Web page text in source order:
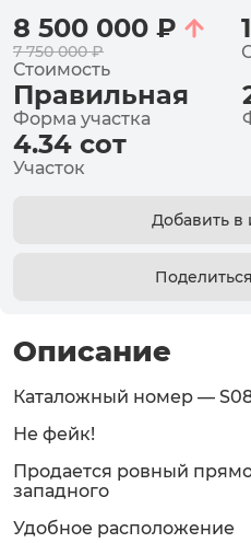
8 500 000 ₽
7 750 000 ₽
Стоимость
Правильная
Форма участка
4.34 сот
Участок
Добавить в
Описание
Каталожный номер —
Не фейк!
Продается ровный
западного
Удобное расположение